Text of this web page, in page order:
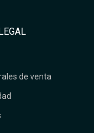
de venta